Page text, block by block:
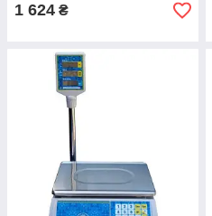
1 624 ₴